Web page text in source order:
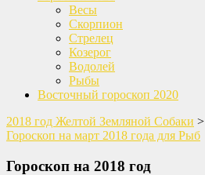
Весы
Скорпион
Стрелец
Козерог
Водолей
Рыбы
Восточный гороскоп 2020
2018 год Желтой Земляной Собаки >
Гороскоп на март 2018 года для Рыб
Гороскоп на 2018 год